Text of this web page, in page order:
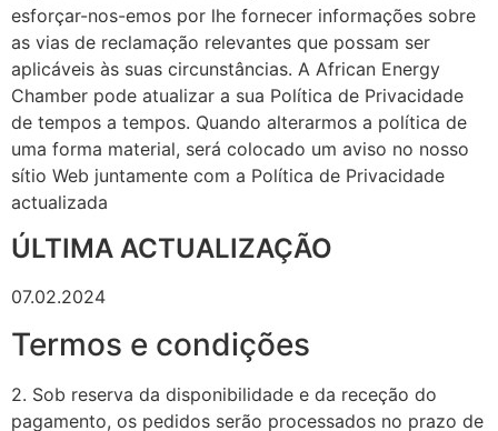
esforçar-nos-emos por lhe fornecer informações sobre
as vias de reclamação relevantes que possam ser
aplicáveis às suas circunstâncias. A African Energy
Chamber pode atualizar a sua Política de Privacidade
de tempos a tempos. Quando alterarmos a política de
uma forma material, será colocado um aviso no nosso
sítio Web juntamente com a Política de Privacidade
actualizada
ÚLTIMA ACTUALIZAÇÃO
07.02.2024
Termos e condições
2. Sob reserva da disponibilidade e da receção do
pagamento, os pedidos serão processados no prazo de